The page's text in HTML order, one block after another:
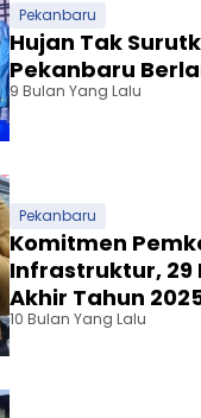
Pekanbaru
Hujan Tak
Pekanbaru
9 Bulan Yang Lalu
Pekanbaru
Komitmen
Infrastruktur, 29
Akhir Tahun
10 Bulan Yang Lalu